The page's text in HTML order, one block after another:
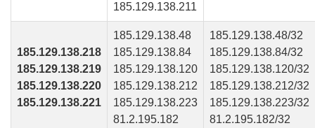
185.129.138.211
185.129.138.218
185.129.138.219
185.129.138.220
185.129.138.221
185.129.138.48
185.129.138.84
185.129.138.120
185.129.138.212
185.129.138.223
81.2.195.182
185.129.138.48/32
185.129.138.84/32
185.129.138.120/32
185.129.138.212/32
185.129.138.223/32
81.2.195.182/32